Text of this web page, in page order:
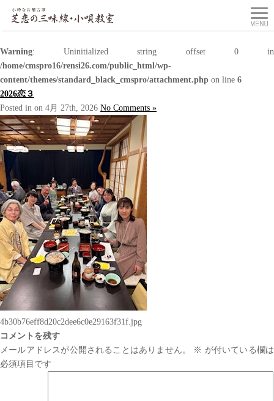
Warning: Uninitialized string offset 0 in
/home/cmspro16/rensi26.com/public_html/wp-
content/themes/standard_black_cmspro/attachment.php on line 6
2026恋３
Posted in on 4月 27th, 2026 No Comments »
4b30b76eff8d20c2dee6c0e29163f31f.jpg
コメントを残す
メールアドレスが公開されることはありません。
※ が付いている欄は
必須項目です